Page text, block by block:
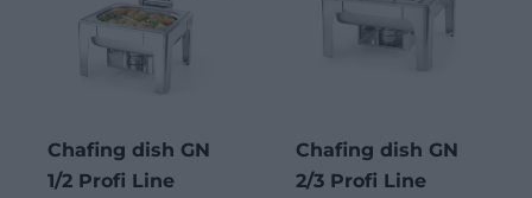
Chafing dish GN
1/2 Profi Line
Chafing dish GN
2/3 Profi Line